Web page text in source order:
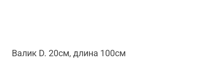
Валик D. 20см, длина 100см